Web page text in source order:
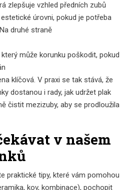
zlepšuje vzhled předních zubů
úrovni, pokud je potřeba
druhé straně
může korunku poškodit, pokud
klíčová. V praxi se tak stává, že
dostanou i rady, jak udržet plak
čistit mezizuby, aby se prodloužila
v našem
praktické tipy, které vám pomohou
kov, kombinace), pochopit